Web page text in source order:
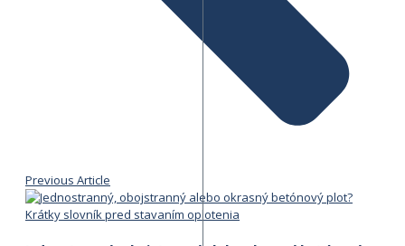
Previous Article